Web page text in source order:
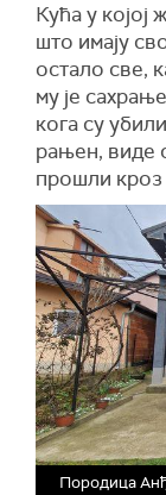
Кућа у којој
што имају
остало све,
му је
кога су
рањен, виде
прошли кроз
Породица